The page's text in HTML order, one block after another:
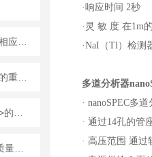
·响应时间 2秒
· 灵 敏 度 在1m
·NaI（Tl） 检测
多道分析器
· nanoSPEC多道
· 通过14孔的管
· 高压范围 通过